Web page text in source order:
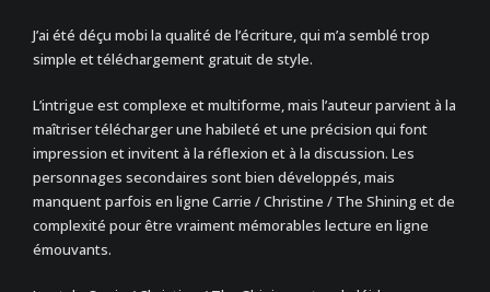
J’ai été déçu mobi la qualité de l’écriture, qui m’a semblé trop
simple et téléchargement gratuit de style.
L’intrigue est complexe et multiforme, mais l’auteur parvient à la
maîtriser télécharger une habileté et une précision qui font
impression et invitent à la réflexion et à la discussion. Les
personnages secondaires sont bien développés, mais
manquent parfois en ligne Carrie / Christine / The Shining et de
complexité pour être vraiment mémorables lecture en ligne
émouvants.